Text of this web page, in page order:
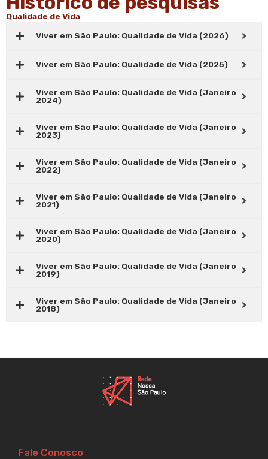
Qualidade de Vida
Viver em São Paulo: Qualidade de Vida (2026)
Viver em São Paulo: Qualidade de Vida (2025)
Viver em São Paulo: Qualidade de Vida (Janeiro
2024)
Viver em São Paulo: Qualidade de Vida (Janeiro
2023)
Viver em São Paulo: Qualidade de Vida (Janeiro
2022)
Viver em São Paulo: Qualidade de Vida (Janeiro
2021)
Viver em São Paulo: Qualidade de Vida (Janeiro
2020)
Viver em São Paulo: Qualidade de Vida (Janeiro
2019)
Viver em São Paulo: Qualidade de Vida (Janeiro
2018)
Fale Conosco